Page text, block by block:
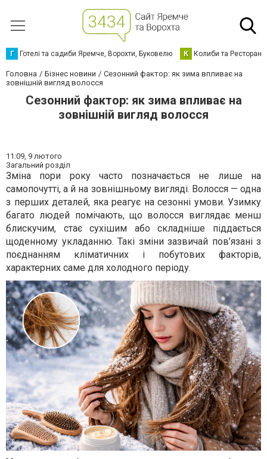
Г Готелі та садиби Яремче, Ворохти, Буковелю К Колиби та Ресторани
Головна Бізнес новини
Сезонний фактор: як зима впливає на
зовнішній вигляд волосся
Сезонний фактор: як зима впливає на
зовнішній вигляд волосся
11:09, 9 лютого
Загальний розділ
Зміна пори року часто позначається не лише на
самопочутті, а й на зовнішньому вигляді. Волосся — одна
з перших деталей, яка реагує на сезонні умови. Узимку
багато людей помічають, що волосся виглядає менш
блискучим, стає сухішим або складніше піддається
щоденному укладанню. Такі зміни зазвичай пов’язані з
поєднанням кліматичних і побутових факторів,
характерних саме для холодного періоду.